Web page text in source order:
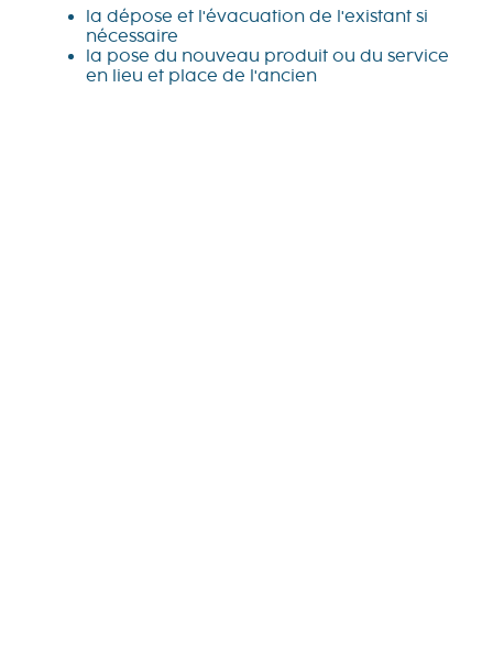
la dépose et l'évacuation de l'existant si
nécessaire
la pose du nouveau produit ou du service
en lieu et place de l'ancien